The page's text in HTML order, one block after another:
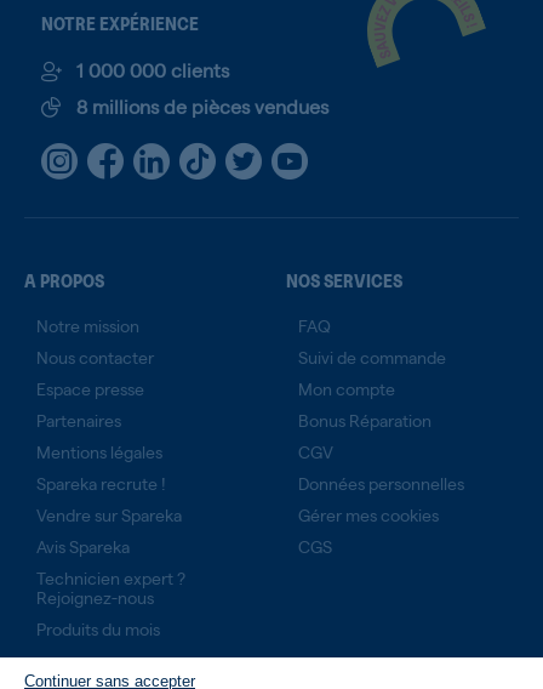
Continuer sans accepter
NOTRE EXPÉRIENCE
1 000 000 clients
8 millions de pièces vendues
A PROPOS
Notre mission
Nous contacter
Espace presse
Partenaires
Mentions légales
Spareka recrute !
Vendre sur Spareka
Avis Spareka
Technicien expert ?
Rejoignez-nous
Produits du mois
NOS SERVICES
FAQ
Suivi de commande
Mon compte
Bonus Réparation
CGV
Données personnelles
Gérer mes cookies
CGS